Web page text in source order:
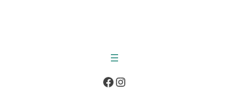
Facebook
Instagram